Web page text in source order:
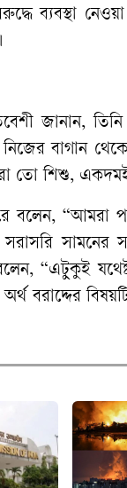
ব্যবস্থা নেওয়া
জানান, তিনি
নিজের বাগান থেকে
তো শিশু,
বলেন, “আমরা
সরাসরি সামনের
, “এটুকুই
অর্থ বরাদ্দের